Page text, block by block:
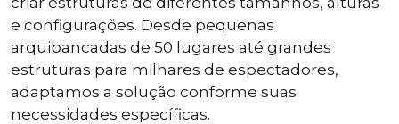
e configurações. Desde pequenas
arquibancadas de 50 lugares até grandes
estruturas para milhares de espectadores,
adaptamos a solução conforme suas
necessidades específicas.